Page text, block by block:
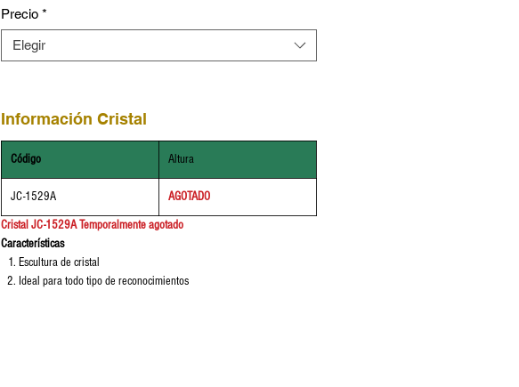
Precio *
Elegir
Información Cristal
Código Altura
JC-1529A
AGOTADO
Cristal JC-1529A Temporalmente agotado
Características
Escultura de cristal
Ideal para todo tipo de reconocimientos